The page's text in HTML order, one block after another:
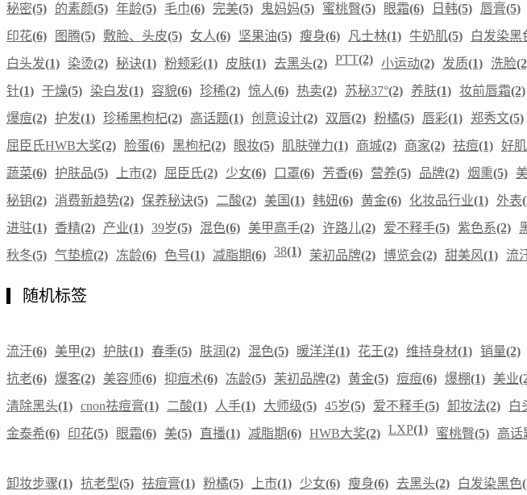
秘密(5) 的素颜(5) 年龄(5) 毛巾(6) 完美(5) 鬼妈妈(5) 蜜桃臀(5) 眼霜(6) 日韩(5) 唇膏(5)
印花(6) 图腾(5) 敷脸、头皮(5) 女人(6) 坚果油(5) 瘦身(6) 凡士林(1) 牛奶肌(5) 白发染黑
白头发(1) 染烫(2) 秘诀(1) 粉颊彩(1) 皮肤(1) 去黑头(2) PTT(2) 小运动(2) 发质(1) 洗脸
针(1) 干燥(5) 染白发(1) 容貌(6) 珍稀(2) 惊人(6) 热卖(2) 苏秘37°(2) 养肤(1) 妆前唇霜(2)
爆痘(2) 护发(1) 珍稀黑枸杞(2) 高话题(1) 创意设计(2) 双唇(2) 粉橘(5) 唇彩(1) 郑秀文(5)
屈臣氏HWB大奖(2) 脸蛋(6) 黑枸杞(2) 眼妆(5) 肌肤弹力(1) 商城(2) 商家(2) 祛痘(1) 好
蔬菜(6) 护肤品(5) 上市(2) 屈臣氏(2) 少女(6) 口罩(6) 芳香(6) 营养(5) 品牌(2) 烟熏(5)
秘钥(2) 消费新趋势(2) 保养秘诀(5) 二酸(2) 美国(1) 韩妞(6) 黄金(6) 化妆品行业(1) 外表
进驻(1) 香精(2) 产业(1) 39岁(5) 混色(6) 美甲高手(2) 许路儿(2) 爱不释手(5) 紫色系(2)
秋冬(5) 气垫梳(2) 冻龄(6) 色号(1) 减脂期(6) 38(1) 茉初品牌(2) 博览会(2) 甜美风(1) 流
随机标签
流汗(6) 美甲(2) 护肤(1) 春季(5) 肤润(2) 混色(5) 暖洋洋(1) 花王(2) 维持身材(1) 销量(2)
抗老(6) 爆客(2) 美容师(6) 抑痘术(6) 冻龄(5) 茉初品牌(2) 黄金(5) 痘痘(6) 爆棚(1) 美业
清除黑头(1) cnon祛痘膏(1) 二酸(1) 人手(1) 大师级(5) 45岁(5) 爱不释手(5) 卸妆法(2) 白
金泰希(6) 印花(5) 眼霜(6) 美(5) 直播(1) 减脂期(6) HWB大奖(2) LXP(1) 蜜桃臀(5) 高话
卸妆步骤(1) 抗老型(5) 祛痘膏(1) 粉橘(5) 上市(1) 少女(6) 瘦身(6) 去黑头(2) 白发染黑色